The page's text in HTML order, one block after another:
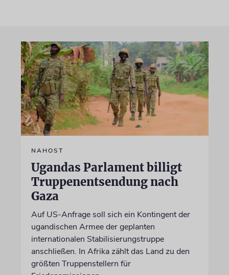
NAHOST
Ugandas Parlament billigt
Truppenentsendung nach
Gaza
Auf US-Anfrage soll sich ein Kontingent der
ugandischen Armee der geplanten
internationalen Stabilisierungstruppe
anschließen. In Afrika zählt das Land zu den
größten Truppenstellern für